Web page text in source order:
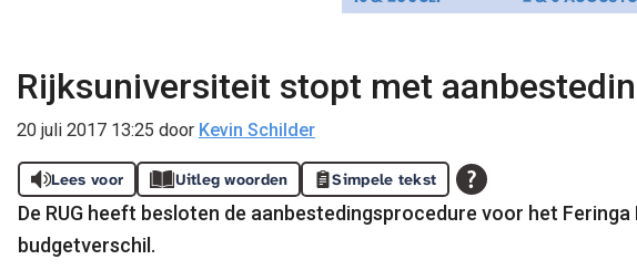
Rijksuniversiteit stopt met
20 juli 2017 13:25 door Kevin Schilder
Lees voor Uitleg woorden Simpele tekst
De RUG heeft besloten de aanbestedingsprocedure voor het
budgetverschil.